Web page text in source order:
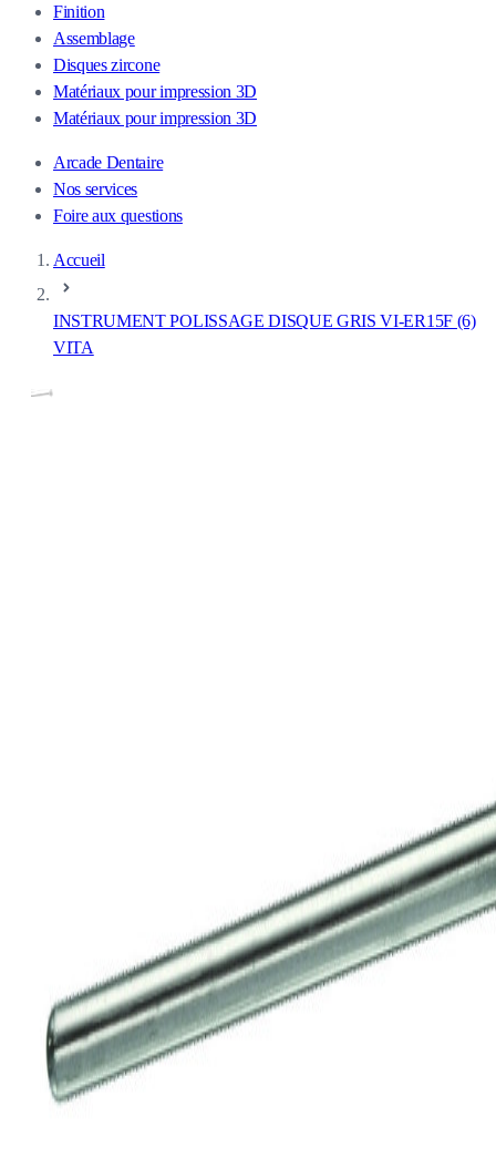
Finition
Assemblage
Disques zircone
Matériaux pour impression 3D
Matériaux pour impression 3D
Arcade Dentaire
Nos services
Foire aux questions
Accueil
INSTRUMENT POLISSAGE DISQUE GRIS VI-ER15F (6)
VITA